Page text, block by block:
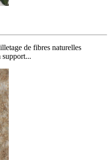
de fibres naturelles
support...